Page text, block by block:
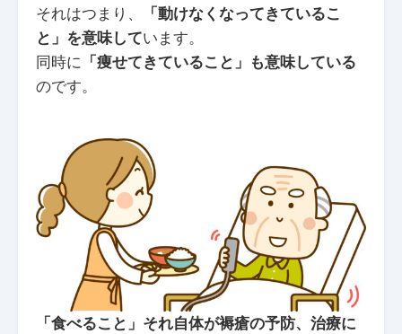
それはつまり、
「動けなくなってきているこ
と」を意味しています。
同時に 「痩せてきていること」も意味している
のです。
「食べること」それ自体が褥瘡の予防、治療に